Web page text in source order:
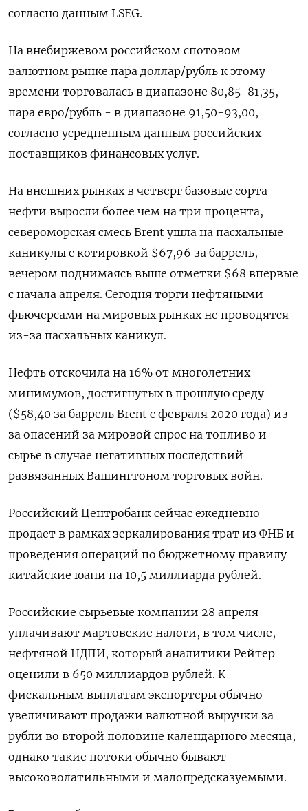
согласно данным LSEG.
На внебиржевом российском спотовом
валютном рынке пара доллар/рубль к этому
времени торговалась в диапазоне 80,85-81,35,
пара евро/рубль - в диапазоне 91,50-93,00,
согласно усредненным данным российских
поставщиков финансовых услуг.
На внешних рынках в четверг базовые сорта
нефти выросли более чем на три процента,
североморская смесь Brent ушла на пасхальные
каникулы с котировкой $67,96 за баррель,
вечером поднимаясь выше отметки $68 впервые
с начала апреля. Сегодня торги нефтяными
фьючерсами на мировых рынках не проводятся
из-за пасхальных каникул.
Нефть отскочила на 16% от многолетних
минимумов, достигнутых в прошлую среду
($58,40 за баррель Brent с февраля 2020 года) из-
за опасений за мировой спрос на топливо и
сырье в случае негативных последствий
развязанных Вашингтоном торговых войн.
Российский Центробанк сейчас ежедневно
продает в рамках зеркалирования трат из ФНБ и
проведения операций по бюджетному правилу
китайские юани на 10,5 миллиарда рублей.
Российские сырьевые компании 28 апреля
уплачивают мартовские налоги, в том числе,
нефтяной НДПИ, который аналитики Рейтер
оценили в 650 миллиардов рублей. К
фискальным выплатам экспортеры обычно
увеличивают продажи валютной выручки за
рубли во второй половине календарного месяца,
однако такие потоки обычно бывают
высоковолатильными и малопредсказуемыми.